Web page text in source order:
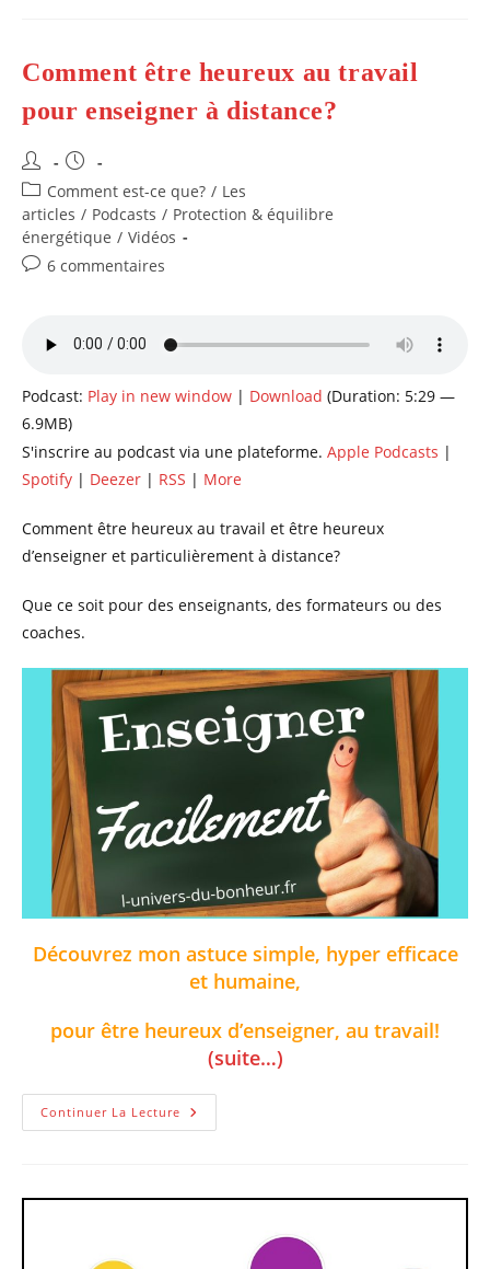
En
Méditation
Pleine
Conscience,
Être.
Comment être heureux au travail
pour enseigner à distance?
Auteur/autrice
de
la
publication :
Publication
publiée :
Post
category:
Comment est-ce que? / Les
articles / Podcasts / Protection & équilibre
énergétique / Vidéos
Commentaires
publication :
6 commentaires
Podcast: Play in new window | Download (Duration: 5:29 —
6.9MB)
S'inscrire au podcast via une plateforme. Apple Podcasts |
Spotify | Deezer | RSS | More
Comment être heureux au travail et être heureux
d’enseigner et particulièrement à distance?
Que ce soit pour des enseignants, des formateurs ou des
coaches.
Découvrez mon astuce simple, hyper efficace
et humaine,
pour être heureux d’enseigner, au travail!
(suite…)
Continuer La Lecture Comment
Être
Enseigner